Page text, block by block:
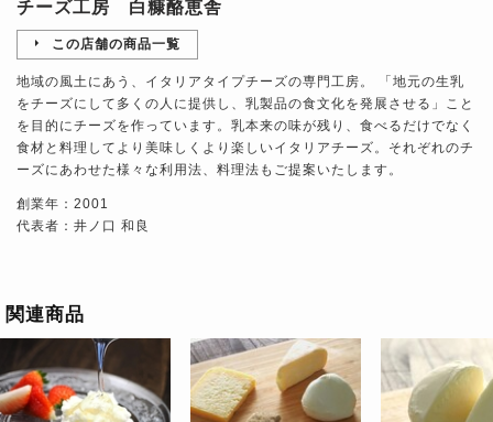
チーズ工房 白糠酪恵舎
この店舗の商品一覧
地域の風土にあう、イタリアタイプチーズの専門工房。 「地元の生乳
をチーズにして多くの人に提供し、乳製品の食文化を発展させる」こと
を目的にチーズを作っています。乳本来の味が残り、食べるだけでなく
食材と料理してより美味しくより楽しいイタリアチーズ。それぞれのチ
ーズにあわせた様々な利用法、料理法もご提案いたします。
創業年：2001
代表者：井ノ口 和良
関連商品